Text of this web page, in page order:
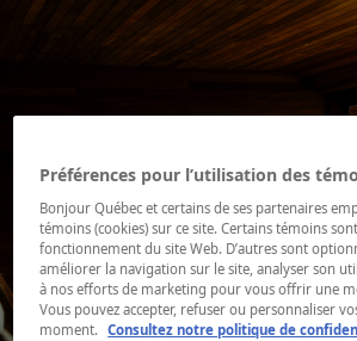
Préférences pour l’utilisation des
Bonjour Québec et certains de ses partenaires
témoins (cookies) sur ce site. Certains témoins
fonctionnement du site Web. D’autres sont
améliorer la navigation sur le site, analyser son
à nos efforts de marketing pour vous offrir une
Vous pouvez accepter, refuser ou personnaliser
moment. Consultez notre politique de